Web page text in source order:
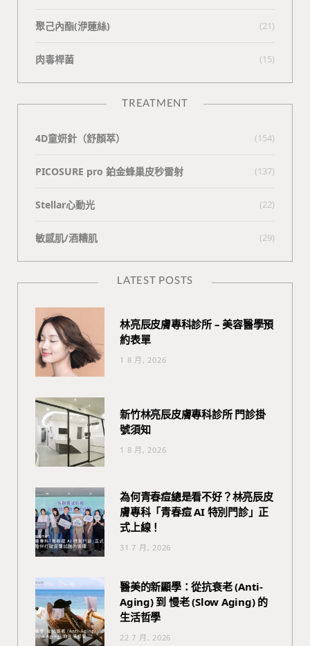
聚己內酯(洢蓮絲) (21)
肉毒桿菌 (15)
TREATMENT
4D童妍針（舒顏萃） (154)
PICOSURE pro 鉑金蜂巢皮秒雷射 (137)
Stellar心動光 (22)
敏感肌/酒糟肌 (29)
LATEST POSTS
林亮辰皮膚專科診所 – 美容醫學預
約表單
1 8 月, 2026
新竹林亮辰皮膚專科診所 門診掛
號須知
1 8 月, 2026
為何青春痘總是看不好？林亮辰皮
膚專科「青春痘 AI 特別門診」正
式上線！
31 7 月, 2026
醫美的新顯學：從抗衰老 (Anti-
Aging) 到 慢老 (Slow Aging) 的
生活哲學
22 7 月, 2026